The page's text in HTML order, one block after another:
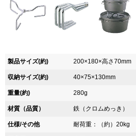
製品サイズ(約) 200×180×高さ70mm
収納サイズ(約) 40×75×130mm
重量(約) 280g
材質（品質） 鉄（クロムめっき）
仕様/その他 耐荷重：（約）20kg